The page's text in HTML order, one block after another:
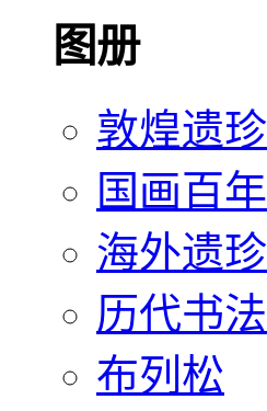
图册
敦煌遗珍
国画百年
海外遗珍
历代书法
布列松